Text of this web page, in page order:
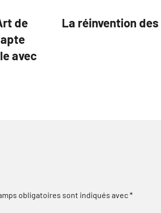
de
avec
La réinvention
obligatoires sont indiqués avec*